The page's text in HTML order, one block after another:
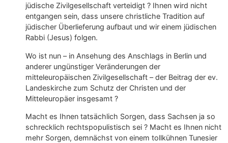
jüdische Zivilgesellschaft verteidigt ? Ihnen wird nicht
entgangen sein, dass unsere christliche Tradition auf
jüdischer Überlieferung aufbaut und wir einem jüdischen
Rabbi (Jesus) folgen.
Wo ist nun – in Ansehung des Anschlags in Berlin und
anderer ungünstiger Veränderungen der
mitteleuropäischen Zivilgesellschaft – der Beitrag der ev.
Landeskirche zum Schutz der Christen und der
Mitteleuropäer insgesamt ?
Macht es Ihnen tatsächlich Sorgen, dass Sachsen ja so
schrecklich rechtspopulistisch sei ? Macht es Ihnen nicht
mehr Sorgen, demnächst von einem tollkühnen Tunesier